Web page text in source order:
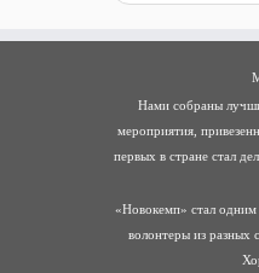
Нами собраны
мероприятия,
первых в стране стал
«Новокемп» стал одним
волонтеры из разных